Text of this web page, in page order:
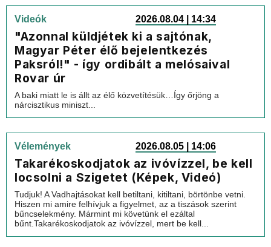
Videók 2026.08.04 | 14:34
"Azonnal küldjétek ki a sajtónak,
Magyar Péter élő bejelentkezés
Paksról!" - így ordibált a melósaival
Rovar úr
A baki miatt le is állt az élő közvetítésük…Így őrjöng a
nárcisztikus miniszt...
Vélemények 2026.08.05 | 14:06
Takarékoskodjatok az ivóvízzel, be kell
locsolni a Szigetet (Képek, Videó)
Tudjuk! A Vadhajtásokat kell betiltani, kitiltani, börtönbe vetni.
Hiszen mi amire felhívjuk a figyelmet, az a tiszások szerint
bűncselekmény. Mármint mi követünk el ezáltal
bűnt.Takarékoskodjatok az ivóvízzel, mert be kell...